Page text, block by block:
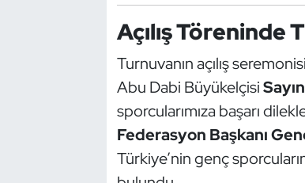
Açılış Töreninde
Turnuvanın açılış
Abu Dabi Büyükelçisi
sporcularımıza başarı
Federasyon Başkanı
Türkiye’nin genç
Modern Pentatlon
Motor Sporları